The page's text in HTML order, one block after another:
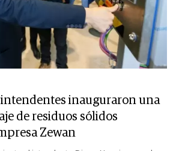
inauguraron una
de residuos sólidos
Zewan